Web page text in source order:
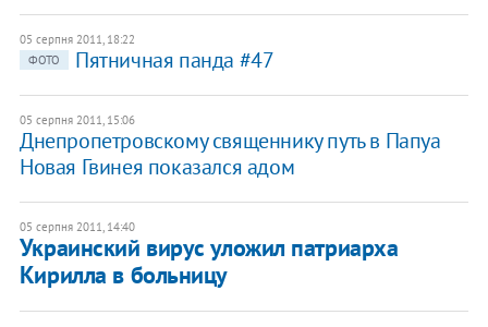
05 серпня 2011, 18:22
ФОТО
Пятничная панда #47
05 серпня 2011, 15:06
Днепропетровскому священнику путь в Папуа
Новая Гвинея показался адом
05 серпня 2011, 14:40
Украинский вирус уложил патриарха
Кирилла в больницу